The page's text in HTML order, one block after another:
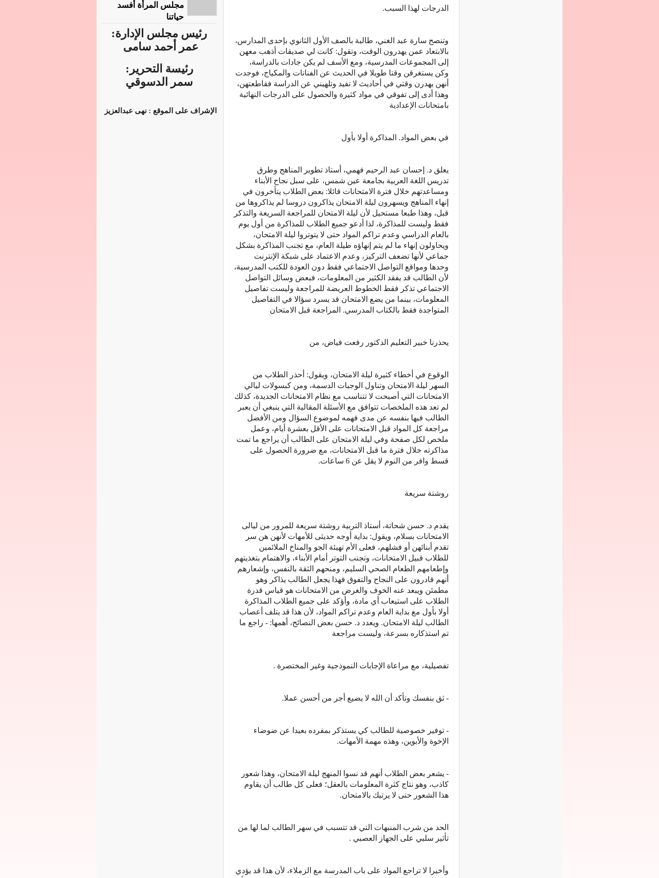
الدرجات لهذا السبب.
وتنصح سارة عبد الغني، طالبة بالصف الأول الثانوي بإحدى المدارس،
بالابتعاد عمن يهدرون الوقت، وتقول: كانت لي صديقات أذهب معهن
إلى المجموعات المدرسية، ومع الأسف لم يكن جادات بالدراسة،
وكن يستغرقن وقتا طويلا في الحديث عن الفنانات والمكياج، فوجدت
أنهن يهدرن وقتي في أحاديث لا تفيد وتلهيني عن الدراسة فقاطعتهن،
وهذا أدى إلى تفوقي في مواد كثيرة والحصول على الدرجات النهائية
بامتحانات الإعدادية
في بعض المواد. المذاكرة أولا بأول
يعلق د. إحسان عبد الرحيم فهمي، أستاذ تطوير المناهج وطرق
تدريس اللغة العربية بجامعة عين شمس، على سبل نجاح الأبناء
ومساعدتهم خلال فترة الامتحانات قائلا: بعض الطلاب يتأخرون في
إنهاء المناهج ويسهرون ليلة الامتحان يذاكرون دروسا لم يذاكروها من
قبل، وهذا طبعا مستحيل لأن ليلة الامتحان للمراجعة السريعة والتذكر
فقط وليست للمذاكرة، لذا أدعو جميع الطلاب للمذاكرة من أول يوم
بالعام الدراسي وعدم تراكم المواد حتى لا يتوتروا ليلة الامتحان،
ويحاولون إنهاء ما لم يتم إنهاؤه طيلة العام، مع تجنب المذاكرة بشكل
جماعي لأنها تضعف التركيز، وعدم الاعتماد على شبكة الإنترنت
وحدها ومواقع التواصل الاجتماعي فقط دون العودة للكتب المدرسية،
لأن الطالب قد يفقد الكثير من المعلومات، فبعض وسائل التواصل
الاجتماعي تذكر فقط الخطوط العريضة للمراجعة وليست تفاصيل
المعلومات، بينما من يضع الامتحان قد يسرد سؤالا في التفاصيل
المتواجدة فقط بالكتاب المدرسي. المراجعة قبل الامتحان
يحذرنا خبير التعليم الدكتور رفعت فياض، من
الوقوع في أخطاء كثيرة ليلة الامتحان، ويقول: أحذر الطلاب من
السهر ليلة الامتحان وتناول الوجبات الدسمة، ومن كبسولات ليالي
الامتحانات التي أصبحت لا تتناسب مع نظام الامتحانات الجديدة، كذلك
لم تعد هذه الملخصات تتوافق مع الأسئلة المقالية التي ينبغي أن يعبر
الطالب فيها بنفسه عن مدى فهمه لموضوع السؤال ومن الأفضل
مراجعة كل المواد قبل الامتحانات على الأقل بعشرة أيام، وعمل
ملخص لكل صفحة وفي ليلة الامتحان على الطالب أن يراجع ما تمت
مذاكرته خلال فترة ما قبل الامتحانات، مع ضرورة الحصول على
قسط وافر من النوم لا يقل عن 6 ساعات.
روشتة سريعة
يقدم د. حسن شحاتة، أستاذ التربية روشتة سريعة للمرور من ليالى
الامتحانات بسلام، ويقول: بداية أوجه حديثى للأمهات لأنهن هن سر
تقدم أبنائهن أو فشلهم، فعلى الأم تهيئة الجو والمناخ الملائمين
للطلاب قبيل الامتحانات، وتجنب التوتر أمام الأبناء، والاهتمام بتغذيتهم
وإطعامهم الطعام الصحي السليم، ومنحهم الثقة بالنفس، وإشعارهم
أنهم قادرون على النجاح والتفوق فهذا يجعل الطالب يذاكر وهو
مطمئن ويبعد عنه الخوف والغرض من الامتحانات هو قياس قدرة
الطلاب على استيعاب أي مادة، وأؤكد على جميع الطلاب المذاكرة
أولا بأول مع بداية العام وعدم تراكم المواد، لأن هذا قد يتلف أعصاب
الطالب ليلة الامتحان. ويعدد د. حسن بعض النصائح، أهمها: - راجع ما
تم استذكاره بسرعة، وليست مراجعة
تفصيلية، مع مراعاة الإجابات النموذجية وغير المختصرة .
- ثق بنفسك وتأكد أن الله لا يضيع أجر من أحسن عملا.
- توفير خصوصية للطالب كي يستذكر بمفرده بعيدا عن ضوضاء
الإخوة والأبوين، وهذه مهمة الأمهات.
- يشعر بعض الطلاب أنهم قد نسوا المنهج ليلة الامتحان، وهذا شعور
كاذب، وهو نتاج كثرة المعلومات بالعقل؛ فعلى كل طالب أن يقاوم
هذا الشعور حتى لا يرتبك بالامتحان.
الحد من شرب المنبهات التي قد تتسبب في سهر الطالب لما لها من
تأثير سلبي على الجهاز العصبي .
وأخيرا لا تراجع المواد على باب المدرسة مع الزملاء، لأن هذا قد يؤدي
مجلس المرأة أفسد
حياتنا
رئيس مجلس الإدارة:
عمر أحمد سامى
رئيسة التحرير:
سمر الدسوقي
الإشراف على الموقع : نهى عبدالعزيز